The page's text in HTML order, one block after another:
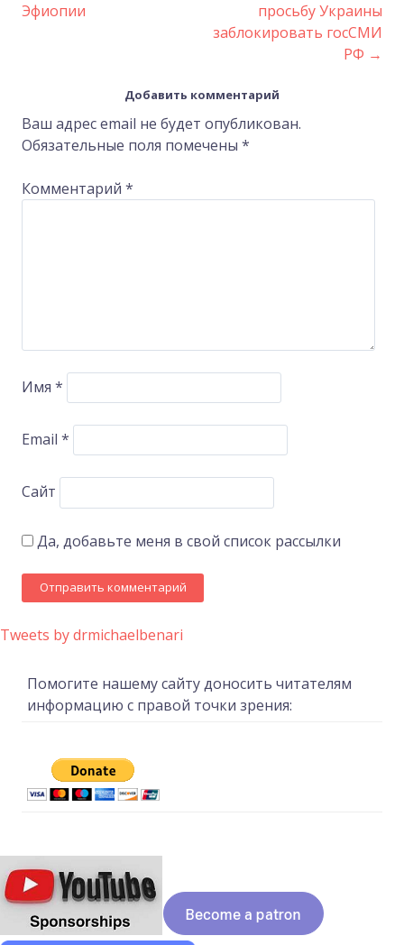
Эфиопии
просьбу Украины
заблокировать госСМИ
РФ →
Добавить комментарий
Ваш адрес email не будет опубликован.
Обязательные поля помечены *
Комментарий *
Имя *
Email *
Сайт
Да, добавьте меня в свой список рассылки
Tweets by drmichaelbenari
Помогите нашему сайту доносить читателям
информацию с правой точки зрения: